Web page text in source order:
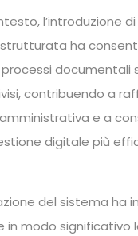
l’introduzione di
ha
documentali
contribuendo a
e a
digitale più
del sistema ha
in modo significativo